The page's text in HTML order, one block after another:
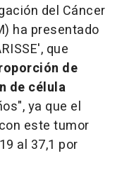
del Cáncer
ha presentado
que
de
de célula
ya que el
este tumor
al 37,1 por